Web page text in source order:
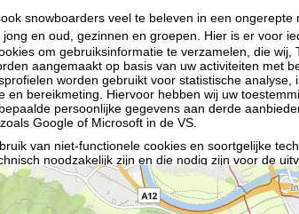
om gebruiksinformatie te verzamelen, die wij,
aangemaakt op basis van uw activiteiten met
worden gebruikt voor statistische analyse,
bereikmeting. Hiervoor hebben wij uw
persoonlijke gegevens aan derde
Google of Microsoft in de VS.
van niet-functionele cookies en soortgelijke
noodzakelijk zijn en die nodig zijn voor de
om uw instellingen te wijzigen, vindt u
snowboarders veel te beleven in een
en oud, gezinnen en groepen. Hier is er voor